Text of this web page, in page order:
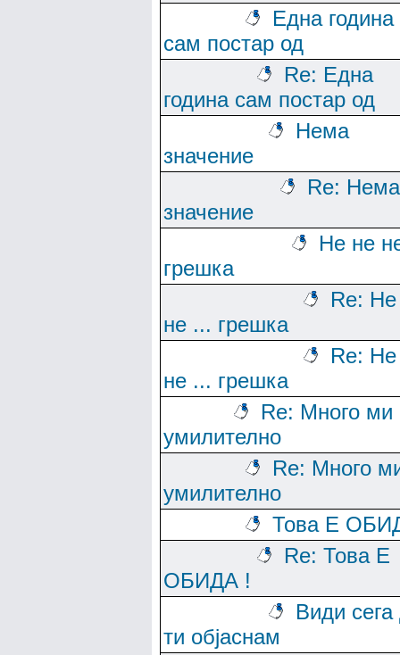
Една година
сам постар од
Re: Една
година сам постар од
Нема
значение
Re: Нема
значение
Не не
грешка
Re:
не ... грешка
Re:
не ... грешка
Re: Много ми
умилително
Re: Много
умилително
Това Е
Re: Това Е
ОБИДА !
Види сега
ти објаснам